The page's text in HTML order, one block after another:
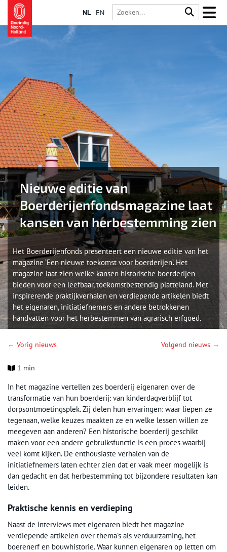
NL EN
Nieuwe editie van
Boerderijenfondsmagazine laat
kansen van herbestemming zien
Het Boerderijenfonds presenteert een nieuwe editie van het
magazine ‘Een nieuwe toekomst voor boerderijen’. Het
magazine laat zien welke kansen historische boerderijen
bieden voor een leefbaar, toekomstbestendig platteland. Met
inspirerende praktijkverhalen en verdiepende artikelen biedt
het eigenaren, initiatiefnemers en andere betrokkenen
handvatten voor het herbestemmen van agrarisch erfgoed.
← Vorig nieuws Volgend nieuws →
1 min
In het magazine vertellen zes boerderij eigenaren over de
transformatie van hun boerderij: van kinderdagverblijf tot
dorpsontmoetingsplek. Zij delen hun ervaringen: waar liepen ze
tegenaan, welke keuzes maakten ze en welke lessen willen ze
meegeven aan anderen? Een historische boerderij geschikt
maken voor een andere gebruiksfunctie is een proces waarbij
veel komt kijken. De enthousiaste verhalen van de
initiatiefnemers laten echter zien dat er vaak meer mogelijk is
dan gedacht en dat herbestemming tot bijzondere resultaten kan
leiden.
Praktische kennis en verdieping
Naast de interviews met eigenaren biedt het magazine
verdiepende artikelen over thema’s als verduurzaming, het
boerenerf en bouwhistorie. Waar kunnen eigenaren op letten om